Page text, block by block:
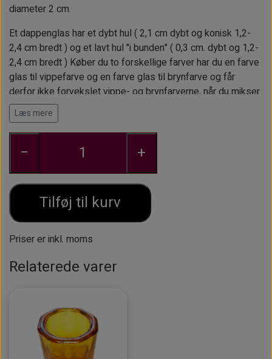
PINCETTER OG EPILATORER.
diameter 2 cm.
Et dappenglas har et dybt hul ( 2,1 cm dybt og konisk 1,2-
2,4 cm bredt ) og et lavt hul "i bunden" ( 0,3 cm. dybt og 1,2-
2,4 cm bredt ) Køber du to forskellige farver har du en farve
glas til vippefarve og en farve glas til brynfarve og får
derfor ikke forvekslet vippe- og brynfarverne, når du mikser
på forhånd.
Læs mere
− +
Tilføj til kurv
Priser er inkl. moms
Relaterede varer